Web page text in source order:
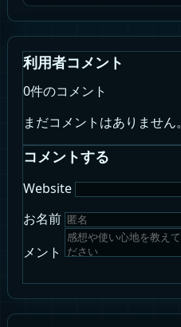
利用者コメント
0件のコメント
まだコメントはありません。
コメントする
Website
お名前
メント